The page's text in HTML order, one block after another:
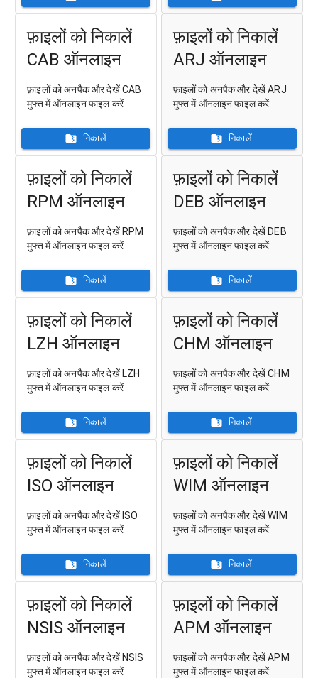
फ़ाइलों को निकालें
CAB ऑनलाइन
फ़ाइलों को अनपैक और देखें CAB
मुफ्त में ऑनलाइन फाइल करें
निकालें
फ़ाइलों को निकालें
ARJ ऑनलाइन
फ़ाइलों को अनपैक और देखें ARJ
मुफ्त में ऑनलाइन फाइल करें
निकालें
फ़ाइलों को निकालें
RPM ऑनलाइन
फ़ाइलों को अनपैक और देखें RPM
मुफ्त में ऑनलाइन फाइल करें
निकालें
फ़ाइलों को निकालें
DEB ऑनलाइन
फ़ाइलों को अनपैक और देखें DEB
मुफ्त में ऑनलाइन फाइल करें
निकालें
फ़ाइलों को निकालें
LZH ऑनलाइन
फ़ाइलों को अनपैक और देखें LZH
मुफ्त में ऑनलाइन फाइल करें
निकालें
फ़ाइलों को निकालें
CHM ऑनलाइन
फ़ाइलों को अनपैक और देखें CHM
मुफ्त में ऑनलाइन फाइल करें
निकालें
फ़ाइलों को निकालें
ISO ऑनलाइन
फ़ाइलों को अनपैक और देखें ISO
मुफ्त में ऑनलाइन फाइल करें
निकालें
फ़ाइलों को निकालें
WIM ऑनलाइन
फ़ाइलों को अनपैक और देखें WIM
मुफ्त में ऑनलाइन फाइल करें
निकालें
फ़ाइलों को निकालें
NSIS ऑनलाइन
फ़ाइलों को अनपैक और देखें NSIS
मुफ्त में ऑनलाइन फाइल करें
फ़ाइलों को निकालें
APM ऑनलाइन
फ़ाइलों को अनपैक और देखें APM
मुफ्त में ऑनलाइन फाइल करें